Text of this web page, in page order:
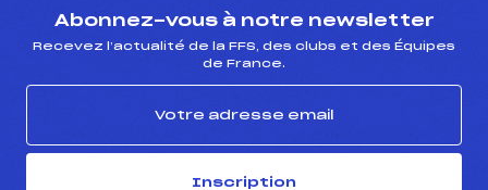
Abonnez-vous à notre newsletter
Recevez l’actualité de la FFS, des clubs et des Équipes
de France.
Inscription